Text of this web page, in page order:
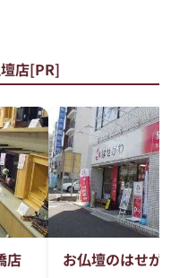
店[PR]
店 お仏壇のはせがわ/